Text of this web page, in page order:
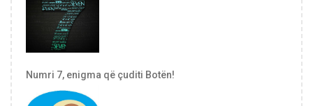
Numri 7, enigma që çuditi Botën!